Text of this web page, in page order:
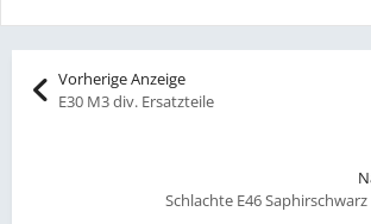
Vorherige Anzeige
E30 M3 div. Ersatzteile
Schlachte E46 Saphirschwarz